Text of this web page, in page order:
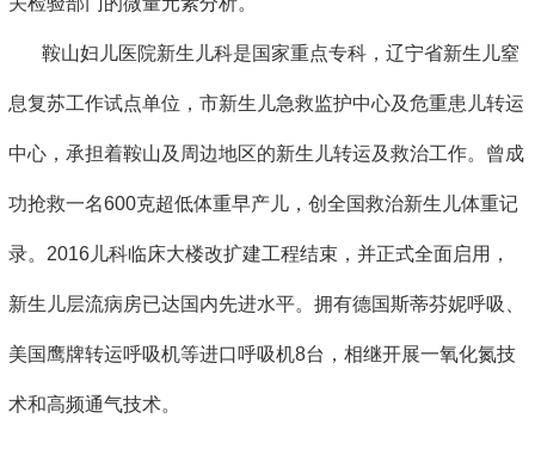
鞍山妇儿医院新生儿科是国家重点专科，辽宁省新生儿窒
息复苏工作试点单位，市新生儿急救监护中心及危重患儿转运
中心，承担着鞍山及周边地区的新生儿转运及救治工作。曾成
功抢救一名600克超低体重早产儿，创全国救治新生儿体重记
录。2016儿科临床大楼改扩建工程结束，并正式全面启用，
新生儿层流病房已达国内先进水平。拥有德国斯蒂芬妮呼吸、
美国鹰牌转运呼吸机等进口呼吸机8台，相继开展一氧化氮技
术和高频通气技术。